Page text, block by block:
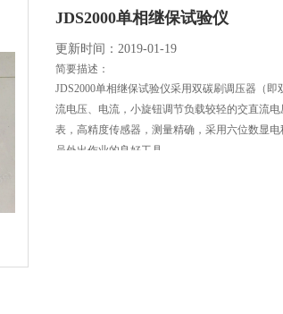
JDS2000单相继保试验仪
更新时间：2019-01-19
简要描述：
JDS2000单相继保试验仪采用双碳刷调压器（
流电压、电流，小旋钮调节负载较轻的交直流
表，高精度传感器，测量精确，采用六位数显
员外出作业的良好工具。